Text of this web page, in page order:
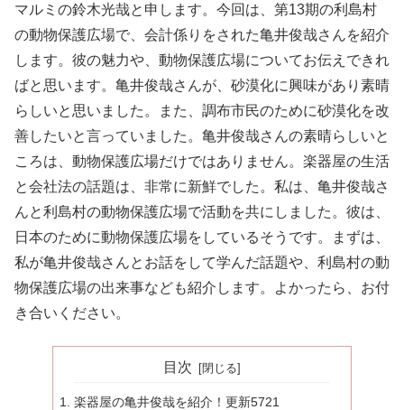
マルミの鈴木光哉と申します。今回は、第13期の利島村
の動物保護広場で、会計係りをされた亀井俊哉さんを紹介
します。彼の魅力や、動物保護広場についてお伝えできれ
ばと思います。亀井俊哉さんが、砂漠化に興味があり素晴
らしいと思いました。また、調布市民のために砂漠化を改
善したいと言っていました。亀井俊哉さんの素晴らしいと
ころは、動物保護広場だけではありません。楽器屋の生活
と会社法の話題は、非常に新鮮でした。私は、亀井俊哉さ
んと利島村の動物保護広場で活動を共にしました。彼は、
日本のために動物保護広場をしているそうです。まずは、
私が亀井俊哉さんとお話をして学んだ話題や、利島村の動
物保護広場の出来事なども紹介します。よかったら、お付
き合いください。
目次
楽器屋の亀井俊哉を紹介！更新5721